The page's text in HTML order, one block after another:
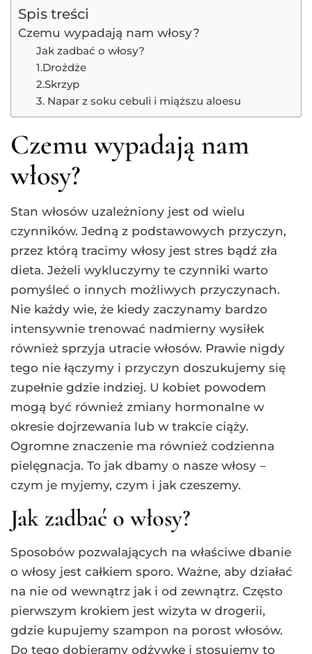
Spis treści
Czemu wypadają nam włosy?
Jak zadbać o włosy?
1.Drożdże
2.Skrzyp
3. Napar z soku cebuli i miąższu aloesu
Czemu wypadają nam
włosy?
Stan włosów uzależniony jest od wielu
czynników. Jedną z podstawowych przyczyn,
przez którą tracimy włosy jest stres bądź zła
dieta. Jeżeli wykluczymy te czynniki warto
pomyśleć o innych możliwych przyczynach.
Nie każdy wie, że kiedy zaczynamy bardzo
intensywnie trenować nadmierny wysiłek
również sprzyja utracie włosów. Prawie nigdy
tego nie łączymy i przyczyn doszukujemy się
zupełnie gdzie indziej. U kobiet powodem
mogą być również zmiany hormonalne w
okresie dojrzewania lub w trakcie ciąży.
Ogromne znaczenie ma również codzienna
pielęgnacja. To jak dbamy o nasze włosy –
czym je myjemy, czym i jak czeszemy.
Jak zadbać o włosy?
Sposobów pozwalających na właściwe dbanie
o włosy jest całkiem sporo. Ważne, aby działać
na nie od wewnątrz jak i od zewnątrz. Często
pierwszym krokiem jest wizyta w drogerii,
gdzie kupujemy szampon na porost włosów.
Do tego dobieramy odżywkę i stosujemy to